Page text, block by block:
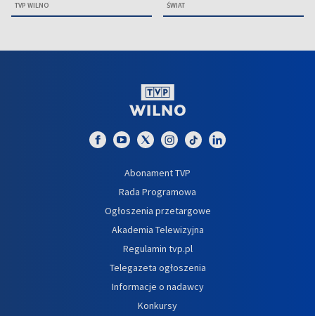
TVP WILNO ŚWIAT
Abonament TVP
Rada Programowa
Ogłoszenia przetargowe
Akademia Telewizyjna
Regulamin tvp.pl
Telegazeta ogłoszenia
Informacje o nadawcy
Konkursy